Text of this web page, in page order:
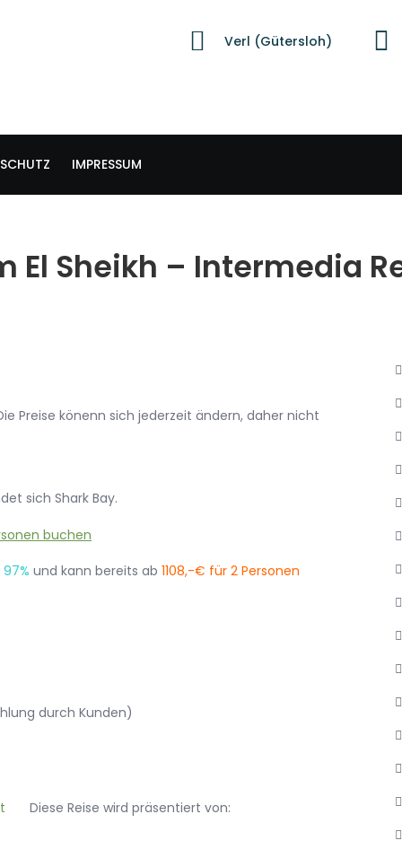
Verl (Gütersloh)
IMPRESSUM
El Sheikh – Intermedia
Preise könenn sich jederzeit ändern, daher nicht
sich Shark Bay.
97% und kann bereits ab 1108,-€ für 2 Personen
durch Kunden)
Diese Reise wird präsentiert von: